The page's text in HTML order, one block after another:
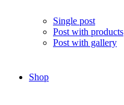
Single post
Post with products
Post with gallery
Shop